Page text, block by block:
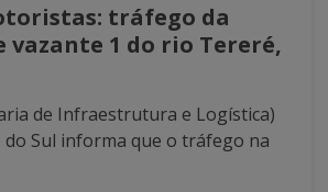
tráfego da
vazante 1 do rio Tereré,
de Infraestrutura e Logística)
Sul informa que o tráfego na